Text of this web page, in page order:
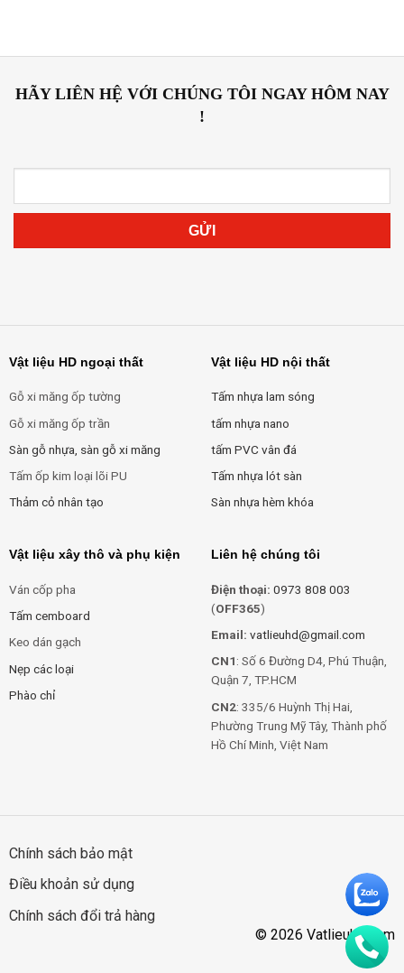
HÃY LIÊN HỆ VỚI CHÚNG TÔI NGAY HÔM NAY
!
Vật liệu HD ngoại thất
Gỗ xi măng ốp tường
Gỗ xi măng ốp trần
Sàn gỗ nhựa, sàn gỗ xi măng
Tấm ốp kim loại lõi PU
Thảm cỏ nhân tạo
Vật liệu HD nội thất
Tấm nhựa lam sóng
tấm nhựa nano
tấm PVC vân đá
Tấm nhựa lót sàn
Sàn nhựa hèm khóa
Vật liệu xây thô và phụ kiện
Ván cốp pha
Tấm cemboard
Keo dán gạch
Nẹp các loại
Phào chỉ
Liên hệ chúng tôi
Điện thoại: 0973 808 003
(OFF365)
Email: vatlieuhd@gmail.com
CN1: Số 6 Đường D4, Phú Thuận,
Quận 7, TP.HCM
CN2: 335/6 Huỳnh Thị Hai,
Phường Trung Mỹ Tây, Thành phố
Hồ Chí Minh, Việt Nam
Chính sách bảo mật
Điều khoản sử dụng
Chính sách đổi trả hàng
© 2026 Vatlieuhd.com